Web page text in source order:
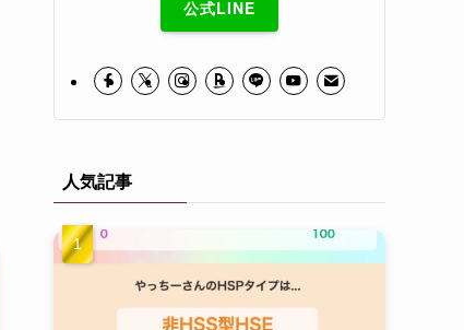
公式LINE
人気記事